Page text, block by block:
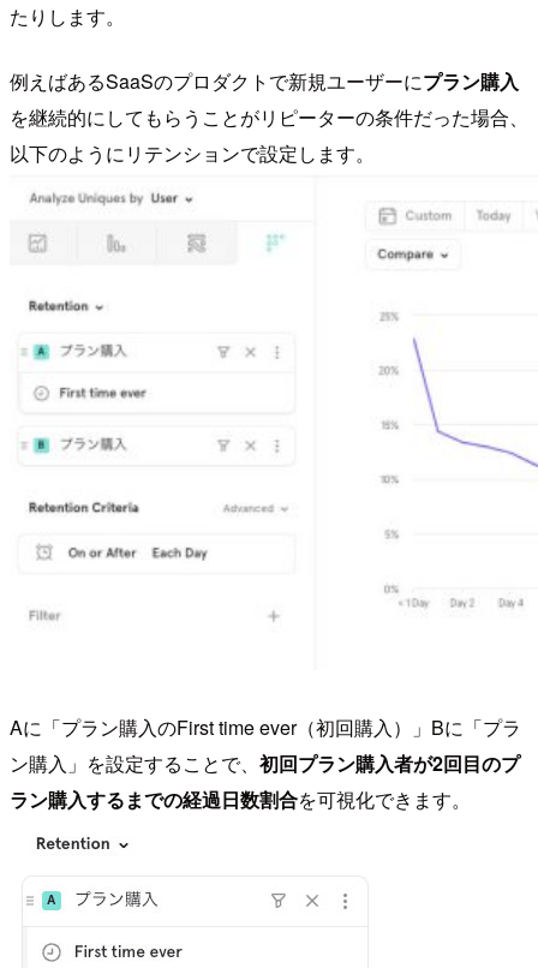
たりします。
例えばあるSaaSのプロダクトで新規ユーザーにプラン購入
を継続的にしてもらうことがリピーターの条件だった場合、
以下のようにリテンションで設定します。
Aに「プラン購入のFirst time ever（初回購入）」Bに「プラ
ン購入」を設定することで、 初回プラン購入者が2回目のプ
ラン購入するまでの経過日数割合を可視化できます。